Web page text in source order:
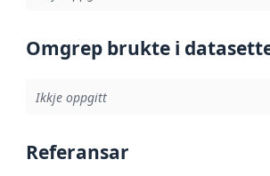
Omgrep brukte i
Ikkje oppgitt
Referansar